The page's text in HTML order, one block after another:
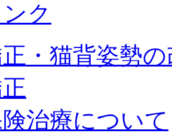
ク
・猫背姿勢
治療について